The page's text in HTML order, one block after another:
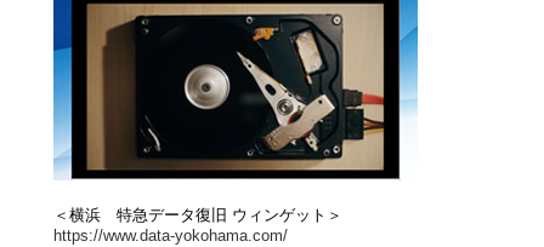
＜横浜 特急データ復旧 ウィンゲット＞
https://www.data-yokohama.com/